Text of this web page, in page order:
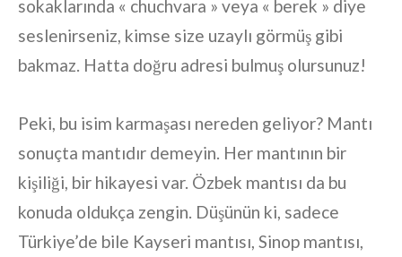
sokaklarında « chuchvara » veya « berek » diye
seslenirseniz, kimse size uzaylı görmüş gibi
bakmaz. Hatta doğru adresi bulmuş olursunuz!
Peki, bu isim karmaşası nereden geliyor? Mantı
sonuçta mantıdır demeyin. Her mantının bir
kişiliği, bir hikayesi var. Özbek mantısı da bu
konuda oldukça zengin. Düşünün ki, sadece
Türkiye’de bile Kayseri mantısı, Sinop mantısı,